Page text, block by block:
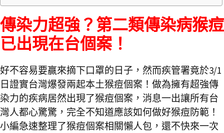
傳染力超強？第二類傳染病猴痘
已出現在台個案！
好不容易要贏來摘下口罩的日子，然而疾管署竟於3/1
日證實台灣爆發兩起本土猴痘個案！做為擁有超強傳
染力的疾病居然出現了猴痘個案，消息一出讓所有台
灣人都心驚驚，完全不知道應該如何做好猴痘防範！
小編急速整理了猴痘個案相關懶人包，還不快來一次